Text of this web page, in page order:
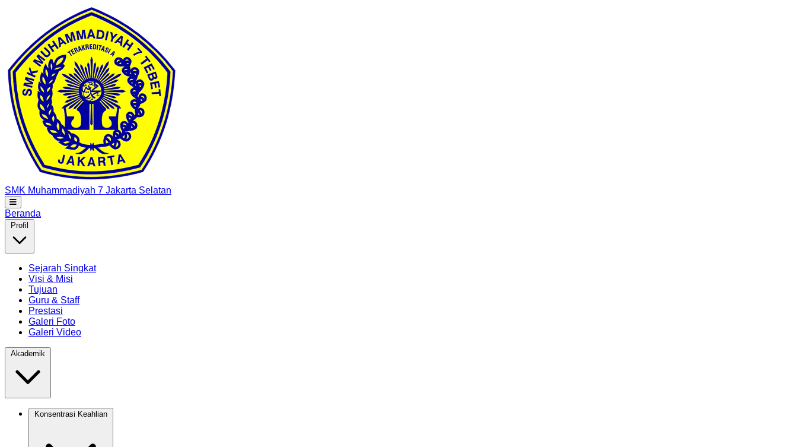
SMK Muhammadiyah 7 Jakarta Selatan
Beranda
Sejarah Singkat
Visi & Misi
Tujuan
Guru & Staff
Prestasi
Galeri Foto
Galeri Video